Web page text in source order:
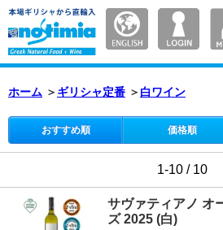
ホーム ＞ ギリシャ定番 ＞ 白ワイン
おすすめ順 価格順
1-10 / 10
サヴァティアノ オ
ズ 2025 (白)